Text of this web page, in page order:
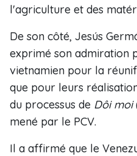
l'agriculture et des
De son côté, Jesús
exprimé son admiration
vietnamien pour la
que pour leurs
du processus de Dôi moi
mené par le PCV.
Il a affirmé que le